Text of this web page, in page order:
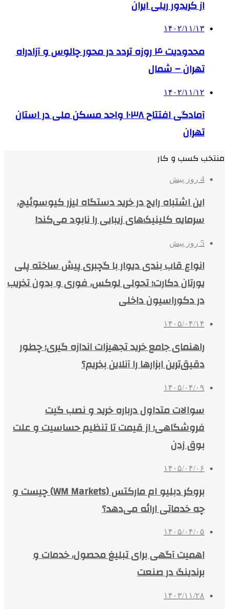
از کریدور ریلی ایران
۱۴۰۲/۱۱/۱۳
محدودیت ۴ روزه تردد در محور چالوس و آزادراه
تهران – شمال
۱۴۰۲/۱۱/۱۲
آمادگی افتتاح ۱۰۳۸ واحد مسکن ملی در استان
تهران
منتخب کسب و کار
4 روز پیش
این اشتباه رایج در خرید دستگاه لیزر کیوسوئیچ،
سرمایه کلینیک‌های زیبایی را نابود می‌کند!
5 روز پیش
انواع قاب بندی دیوار با گچبری پیش ساخته پلی
یورتان دکارت؛ تحولی لوکس، فوری و بدون تخریب
در دکوراسیون داخلی
۱۴۰۵/۰۴/۱۴
راهنمای جامع خرید تجهیزات اندازه گیری؛ چطور
دقیق‌ترین ابزارها را آنلاین بخریم؟
۱۴۰۵/۰۴/۰۹
سوالات متداول درباره خرید و نصب گیت
فروشگاهی؛ از قیمت تا تنظیم حساسیت و علت
بوق زدن
۱۴۰۵/۰۴/۰۶
بروکر دبلیو ام مارکتس (WM Markets) چیست و
چه خدماتی ارائه می‌دهد؟
۱۴۰۵/۰۴/۰۵
اهمیت آگهی برای تبلیغ محصول، خدمات و
برندینگ در صنعت
۱۴۰۳/۱۱/۲۸